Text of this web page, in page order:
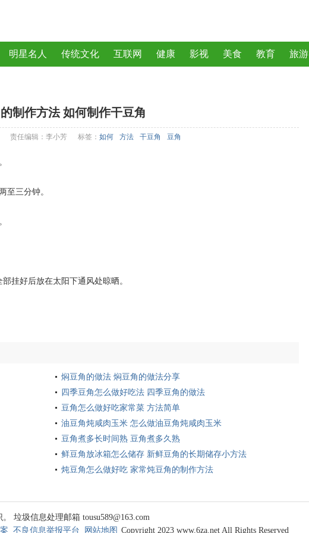
明星名人 传统文化 互联网 健康 影视 美食 教育 旅游
制作方法 如何制作干豆角
责任编辑：李小芳 标签： 如何 方法 干豆角 豆角
至三分钟。
挂好后放在太阳下通风处晾晒。
焖豆角的做法 焖豆角的做法分享
四季豆角怎么做好吃法 四季豆角的做法
豆角怎么做好吃家常菜 方法简单
油豆角炖咸肉玉米 怎么做油豆角炖咸肉玉米
豆角煮多长时间熟 豆角煮多久熟
鲜豆角放冰箱怎么储存 新鲜豆角的长期储存小方法
炖豆角怎么做好吃 家常炖豆角的制作方法
垃圾信息处理邮箱 tousu589@163.com
不良信息举报平台 网站地图 Copyright 2023 www.6za.net All Rights Reserved